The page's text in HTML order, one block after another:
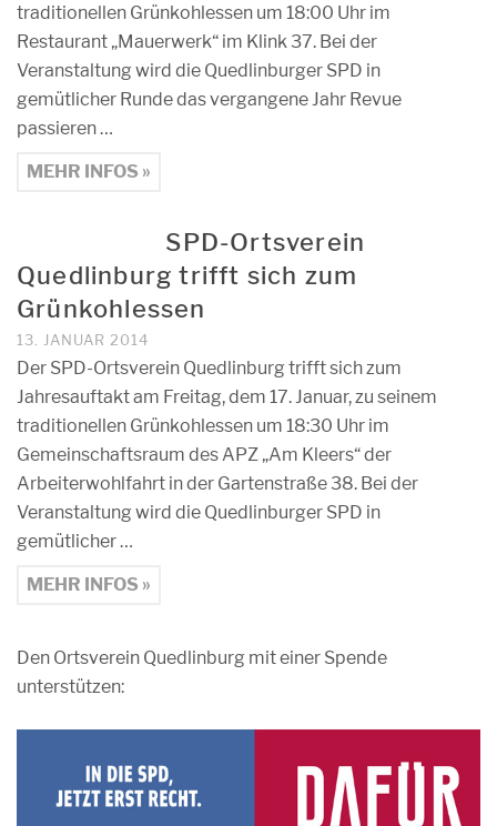
traditionellen Grünkohlessen um 18:00 Uhr im
Restaurant „Mauerwerk“ im Klink 37. Bei der
Veranstaltung wird die Quedlinburger SPD in
gemütlicher Runde das vergangene Jahr Revue
passieren …
MEHR INFOS »
SPD-Ortsverein
Quedlinburg trifft sich zum
Grünkohlessen
13. JANUAR 2014
Der SPD-Ortsverein Quedlinburg trifft sich zum
Jahresauftakt am Freitag, dem 17. Januar, zu seinem
traditionellen Grünkohlessen um 18:30 Uhr im
Gemeinschaftsraum des APZ „Am Kleers“ der
Arbeiterwohlfahrt in der Gartenstraße 38. Bei der
Veranstaltung wird die Quedlinburger SPD in
gemütlicher …
MEHR INFOS »
Den Ortsverein Quedlinburg mit einer Spende
unterstützen: